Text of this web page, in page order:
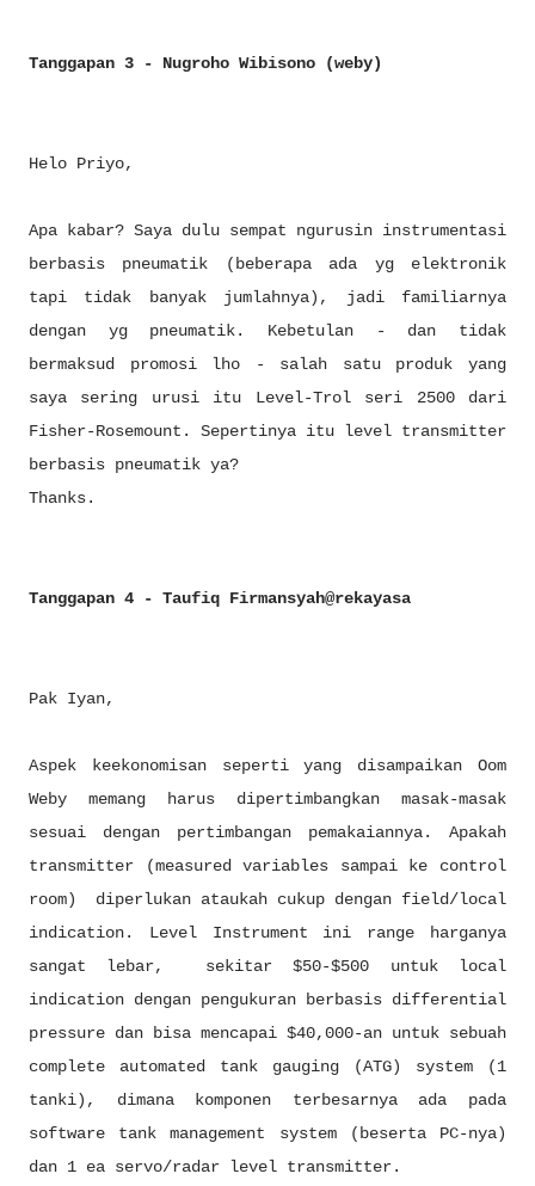
Tanggapan 3 - Nugroho Wibisono (weby)
Helo Priyo,
Apa kabar? Saya dulu sempat ngurusin instrumentasi
berbasis pneumatik (beberapa ada yg elektronik
tapi tidak banyak jumlahnya), jadi familiarnya
dengan yg pneumatik. Kebetulan - dan tidak
bermaksud promosi lho - salah satu produk yang
saya sering urusi itu Level-Trol seri 2500 dari
Fisher-Rosemount. Sepertinya itu level transmitter
berbasis pneumatik ya?
Thanks.
Tanggapan 4 - Taufiq Firmansyah@rekayasa
Pak Iyan,
Aspek keekonomisan seperti yang disampaikan Oom
Weby memang harus dipertimbangkan masak-masak
sesuai dengan pertimbangan pemakaiannya. Apakah
transmitter (measured variables sampai ke control
room) diperlukan ataukah cukup dengan field/local
indication. Level Instrument ini range harganya
sangat lebar, sekitar $50-$500 untuk local
indication dengan pengukuran berbasis differential
pressure dan bisa mencapai $40,000-an untuk sebuah
complete automated tank gauging (ATG) system (1
tanki), dimana komponen terbesarnya ada pada
software tank management system (beserta PC-nya)
dan 1 ea servo/radar level transmitter.